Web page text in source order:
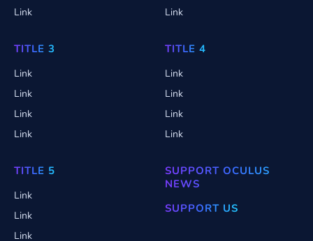
Link
Link
TITLE 3
Link
Link
Link
Link
TITLE 4
Link
Link
Link
Link
TITLE 5
Link
Link
Link
SUPPORT OCULUS
NEWS
SUPPORT US